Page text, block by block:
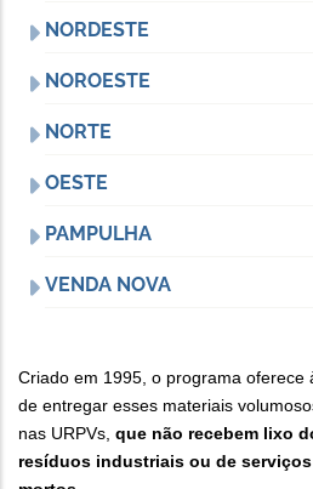
NORDESTE
NOROESTE
NORTE
OESTE
PAMPULHA
VENDA NOVA
Criado em 1995, o programa oferece
de entregar esses materiais
nas URPVs, que não recebem lixo
resíduos industriais ou de